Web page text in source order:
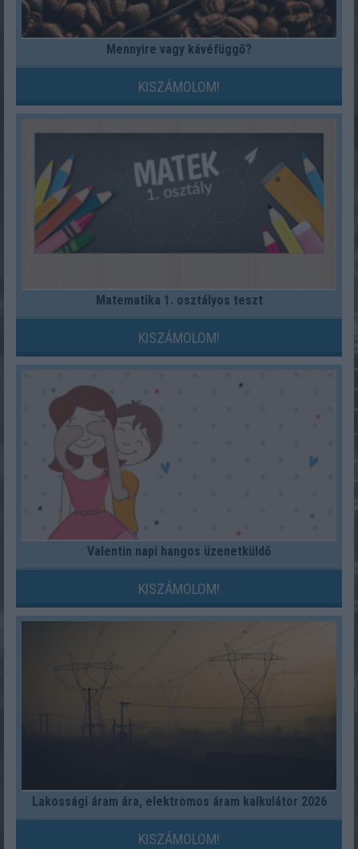
Mennyire vagy kávéfüggő?
KISZÁMOLOM!
Matematika 1. osztályos teszt
KISZÁMOLOM!
Valentin napi hangos üzenetküldő
KISZÁMOLOM!
Lakossági áram ára, elektromos áram kalkulátor 2026
KISZÁMOLOM!